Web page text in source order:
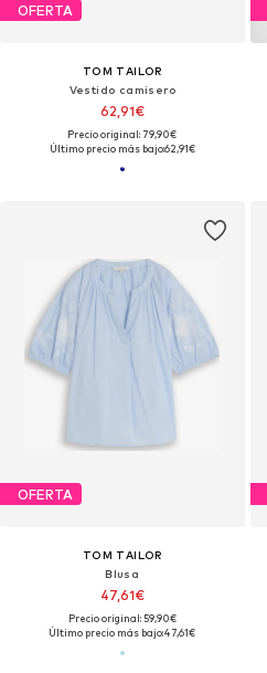
OFERTA
TOM TAILOR
Vestido camisero
62,91€
Precio original: 79,90€
Último precio más bajo:62,91€
OFERTA
TOM TAILOR
Blusa
47,61€
Precio original: 59,90€
Último precio más bajo:47,61€